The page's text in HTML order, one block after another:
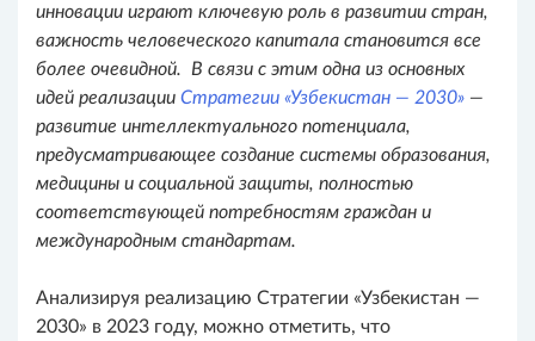
инновации играют ключевую роль в развитии стран,
важность человеческого капитала становится все
более очевидной. В связи с этим одна из основных
идей реализации Стратегии «Узбекистан — 2030» —
развитие интеллектуального потенциала,
предусматривающее создание системы образования,
медицины и социальной защиты, полностью
соответствующей потребностям граждан и
международным стандартам.
Анализируя реализацию Стратегии «Узбекистан —
2030» в 2023 году, можно отметить, что